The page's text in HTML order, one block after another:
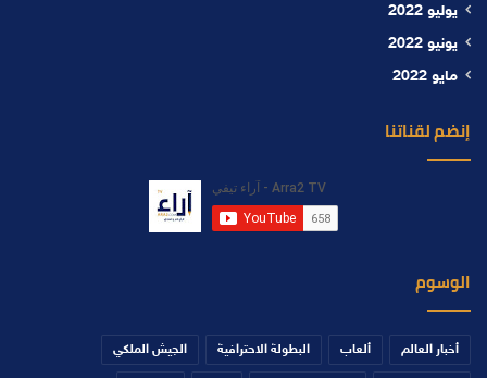
يوليو 2022
يونيو 2022
مايو 2022
إنضم لقناتنا
الوسوم
أخبار العالم ألعاب البطولة الاحترافية الجيش الملكي